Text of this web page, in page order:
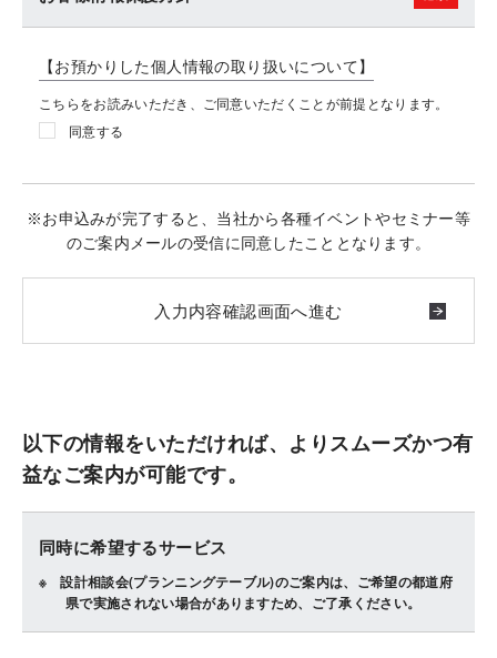
【お預かりした個人情報の取り扱いについて】
こちらをお読みいただき、ご同意いただくことが前提となります。
同意する
※お申込みが完了すると、当社から各種イベントやセミナー等
のご案内メールの受信に同意したこととなります。
以下の情報をいただければ、よりスムーズかつ有
益なご案内が可能です。
同時に希望するサービス
設計相談会(プランニングテーブル)のご案内は、ご希望の都道府
県で実施されない場合がありますため、ご了承ください。